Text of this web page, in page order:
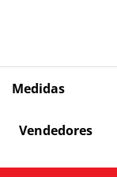
Medidas
Vendedores